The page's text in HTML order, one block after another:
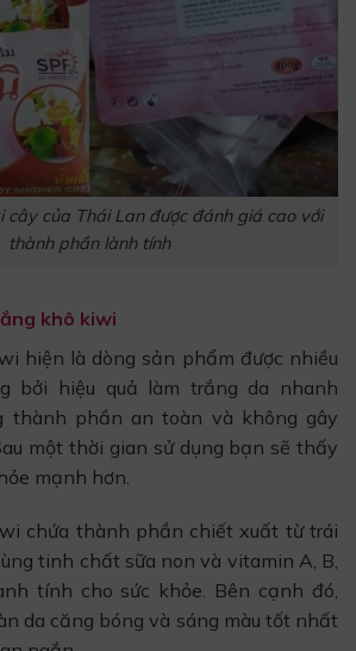
cây của Thái Lan được đánh giá cao với
thành phần lành tính
khô kiwi
hiện là dòng sản phẩm được nhiều
bởi hiệu quả làm trắng da nhanh
thành phần an toàn và không gây
một thời gian sử dụng bạn sẽ thấy
mạnh hơn.
chứa thành phần chiết xuất từ trái
tinh chất sữa non và vitamin A, B,
tính cho sức khỏe. Bên cạnh đó,
da căng bóng và sáng màu tốt nhất